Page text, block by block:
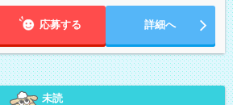
応募する 詳細へ
未読